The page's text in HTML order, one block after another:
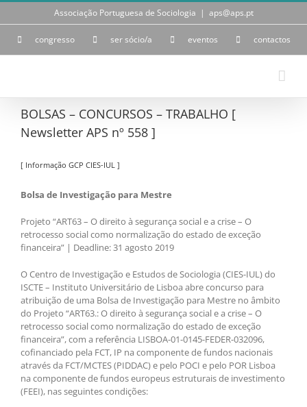
Skip
Associação Portuguesa de Sociologia | aps@aps.pt
congresso ser sócio/a eventos contactos
BOLSAS – CONCURSOS – TRABALHO [
Newsletter APS nº 558 ]
[ Informação GCP CIES-IUL ]
Bolsa de Investigação para Mestre
Projeto “ART63 – O direito à segurança social e a crise – O
retrocesso social como normalização do estado de exceção
financeira” | Deadline: 31 agosto 2019
O Centro de Investigação e Estudos de Sociologia (CIES-IUL) do
ISCTE – Instituto Universitário de Lisboa abre concurso para
atribuição de uma Bolsa de Investigação para Mestre no âmbito
do Projeto “ART63.: O direito à segurança social e a crise – O
retrocesso social como normalização do estado de exceção
financeira”, com a referência LISBOA-01-0145-FEDER-032096,
cofinanciado pela FCT, IP na componente de fundos nacionais
através da FCT/MCTES (PIDDAC) e pelo POCI e pelo POR Lisboa
na componente de fundos europeus estruturais de investimento
(FEEI), nas seguintes condições: